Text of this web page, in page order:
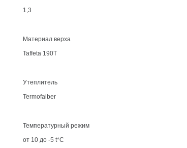
1,3
Материал верха
Taffeta 190T
Утеплитель
Termofaiber
Температурный режим
от 10 до -5 t*C